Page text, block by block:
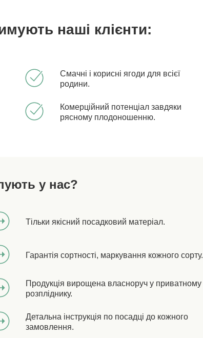
наші клієнти:
Смачні і корисні ягоди для всієї
родини.
Комерційний потенціал завдяки
рясному плодоношенню.
у нас?
Тільки якісний посадковий матеріал.
Гарантія сортності, маркування кожного сорту.
Продукція вирощена власноруч у приватному
розпліднику.
Детальна інструкція по посадці до кожного
замовлення.